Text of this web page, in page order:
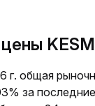
KESM
г. общая
за